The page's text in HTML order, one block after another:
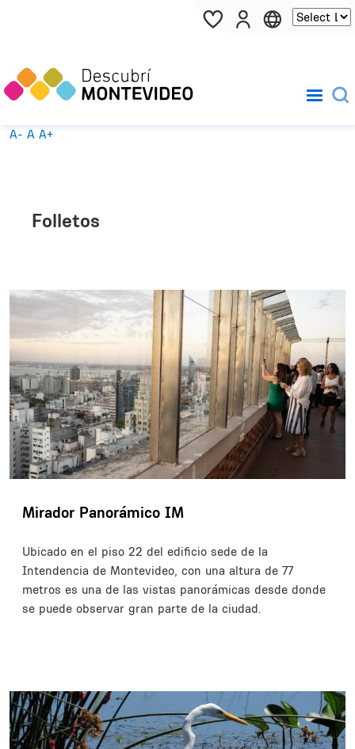
Pasar al contenido principal
A- A A+
Folletos
Mirador Panorámico IM
Ubicado en el piso 22 del edificio sede de la
Intendencia de Montevideo, con una altura de 77
metros es una de las vistas panorámicas desde donde
se puede observar gran parte de la ciudad.